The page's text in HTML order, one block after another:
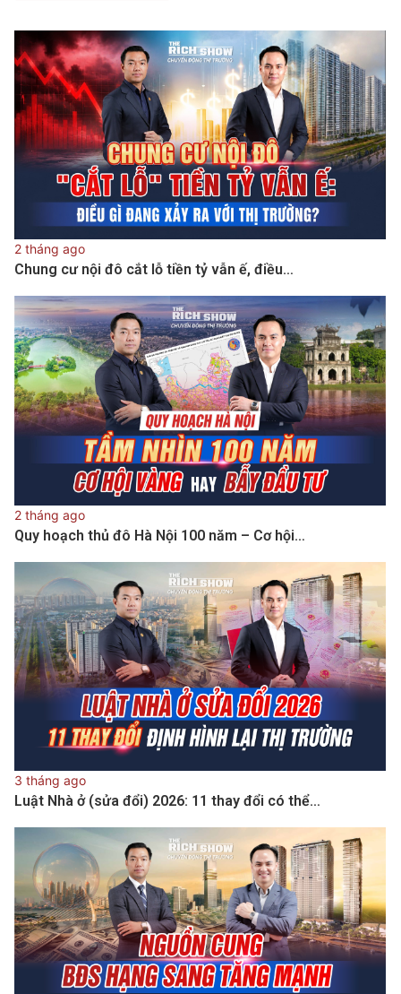
2 tháng ago
Chung cư nội đô cắt lỗ tiền tỷ vẫn ế, điều…
2 tháng ago
Quy hoạch thủ đô Hà Nội 100 năm – Cơ hội…
3 tháng ago
Luật Nhà ở (sửa đổi) 2026: 11 thay đổi có thể…